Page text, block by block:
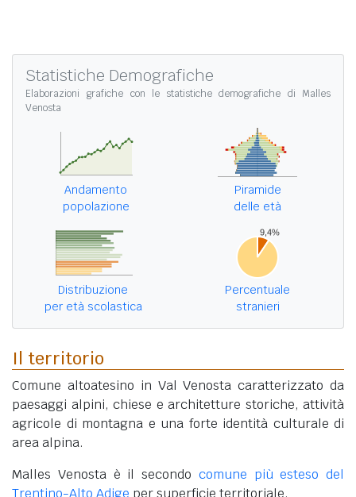
Statistiche Demografiche
Elaborazioni grafiche con le statistiche demografiche di Malles
Venosta
Andamento
popolazione
Piramide
delle età
Distribuzione
per età scolastica
Percentuale
stranieri
Il territorio
Comune altoatesino in Val Venosta caratterizzato da
paesaggi alpini, chiese e architetture storiche, attività
agricole di montagna e una forte identità culturale di
area alpina.
Malles Venosta è il secondo comune più esteso del